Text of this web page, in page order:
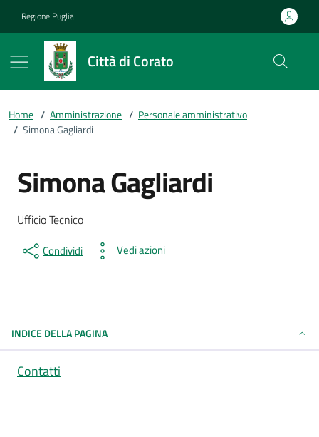
Regione Puglia
Città di Corato
Home / Amministrazione / Personale amministrativo
/ Simona Gagliardi
Simona Gagliardi
Dettagli della persona
Descrizione breve
Ufficio Tecnico
Condividi Vedi azioni
INDICE DELLA PAGINA
Contatti